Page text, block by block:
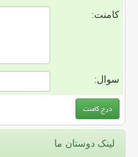
کامنت:
سوال:
لینک دوستان ما